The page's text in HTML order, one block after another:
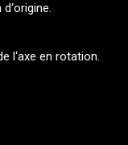
l‘axe en rotation.